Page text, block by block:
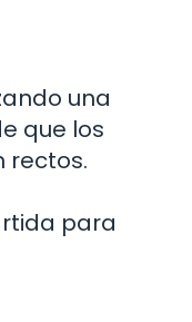
una
que los
rectos.
para